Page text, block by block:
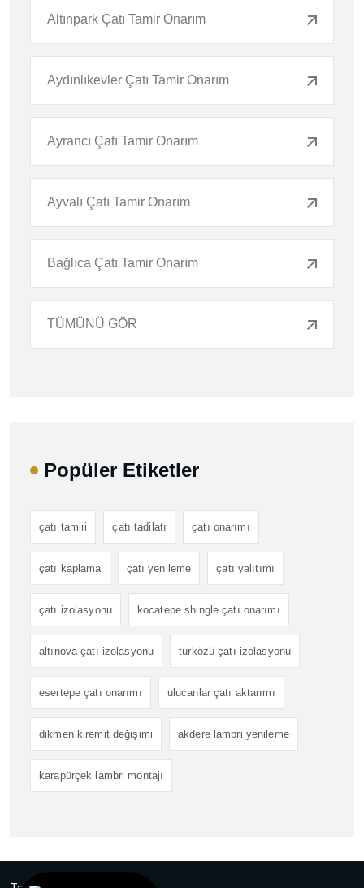
Altınpark Çatı Tamir Onarım
Aydınlıkevler Çatı Tamir Onarım
Ayrancı Çatı Tamir Onarım
Ayvalı Çatı Tamir Onarım
Bağlıca Çatı Tamir Onarım
TÜMÜNÜ GÖR
Popüler Etiketler
çatı tamiri çatı tadilatı çatı onarımı
çatı kaplama çatı yenileme çatı yalıtımı
çatı izolasyonu kocatepe shingle çatı onarımı
altınova çatı izolasyonu türközü çatı izolasyonu
esertepe çatı onarımı ulucanlar çatı aktarımı
dikmen kiremit değişimi akdere lambri yenileme
karapürçek lambri montajı